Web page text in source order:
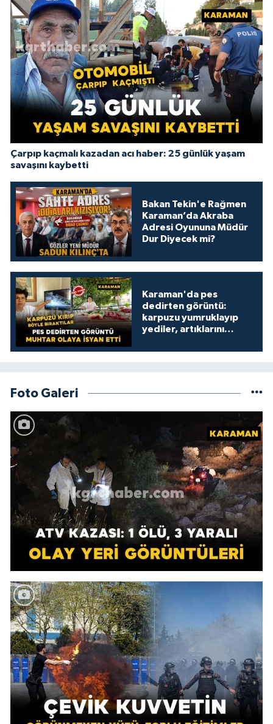
Çarpıp kaçmalı kazadan acı haber: 25 günlük yaşam
savaşını kaybetti
Bakan Tekin'e Rağmen
Karaman’da Akraba
Adresi Oyununa Müdür
Dur Diyecek mi?
Karaman'da pes
dedirten görüntü:
karpuzu yumruklayıp
yediler, artıklarını
Foto Galeri